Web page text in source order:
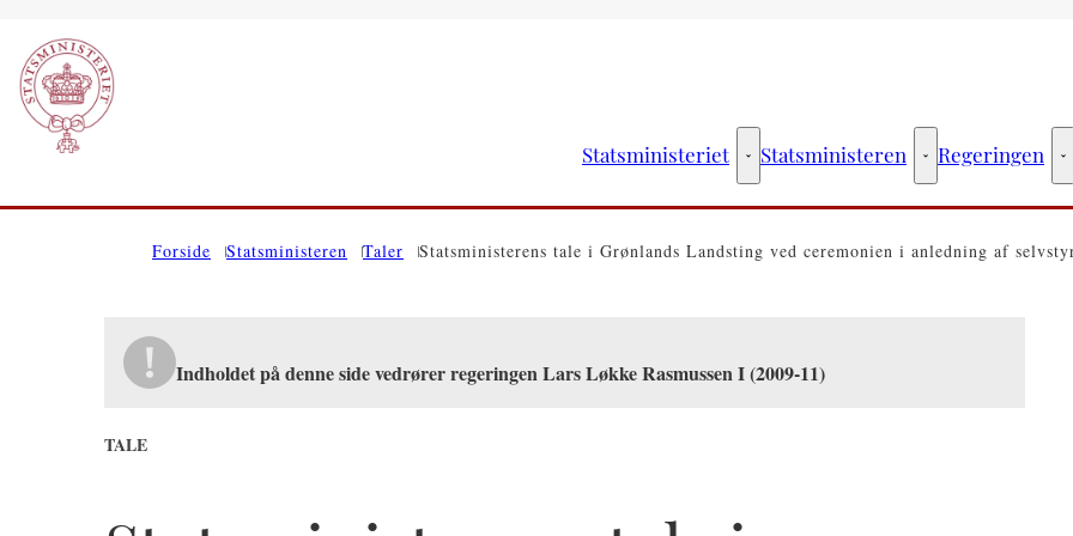
Statsministeriet Statsministeriet - Flere links
Statsministeren Statsministeren -
Regeringen
Forside Statsministeren Taler Statsministerens tale i Grønlands Landsting ved ceremonien i anledning af
Indholdet på denne side vedrører regeringen Lars Løkke Rasmussen I (2009-11)
TALE